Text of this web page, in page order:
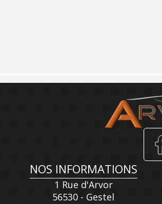
NOS INFORMATIONS
1 Rue d'Arvor
56530 - Gestel